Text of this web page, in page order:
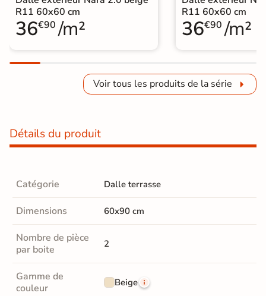
R11 60x60 cm
36€90 /m²
R11 60x60 cm
36€90 /m²
Voir tous les produits de la série
Détails du produit
Catégorie Dalle terrasse
Dimensions 60x90 cm
Nombre de pièce
par boite
2
Gamme de
couleur
Beige